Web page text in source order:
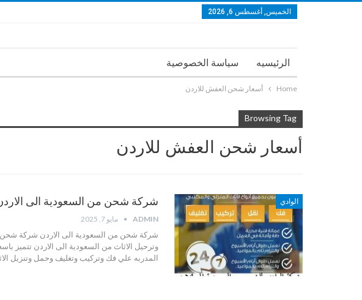
الخميس, أغسطس 6, 2026
الرئيسيه سياسة الخصوصية
Home أسعار شحن العفش للاردن
Browsing Tag
أسعار شحن العفش للاردن
الوادي شركة شحن من السعودية الى الاردن
ADMIN مايو 7, 2025
شركة شحن من السعودية الى الاردن شركة شحن
وترحيل الاثاث من السعودية الى الاردن تتميز
المدربه علي فك وتركيب وتغليف وحمل وتنزيل